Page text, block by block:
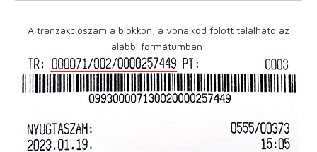
A tranzakciószám a blokkon, a vonalkód fölött található az
alábbi formátumban: